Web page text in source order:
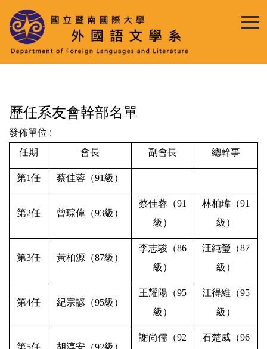
到
主
要
內
歷任系友會幹部名單
發佈單位 :
任期
會長 副會長 總幹事
第1任 蔡佳蓉（91級）
第2任 曾琮偉（93級）
蔡佳蓉 （91
級）
林柏瑋 （91
級）
第3任 黃柏源（87級）
李志駿（86
級）
汪純瑩（87
級）
第4任 紀宗諺（95級）
王耀陽（95
級）
江得維（95
級）
謝尚儒（92
石楚威（96